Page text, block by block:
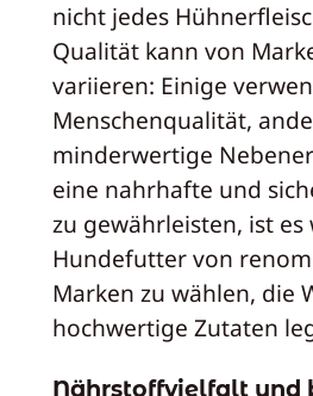
nicht jedes
Qualität kann von
variieren: Einige
Menschenqualität,
minderwertige
eine nahrhafte und
zu gewährleisten, ist es
Hundefutter von
Marken zu wählen, die
hochwertige Zutaten
Nährstoffvielfalt und